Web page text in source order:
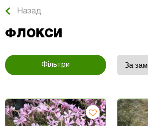
Назад
ФЛОКСИ
Фільтри